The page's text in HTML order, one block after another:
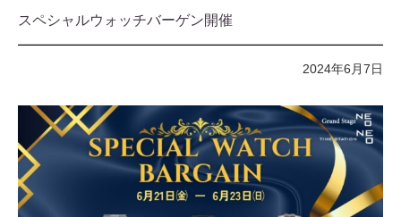
スペシャルウォッチバーゲン開催
2024年6月7日